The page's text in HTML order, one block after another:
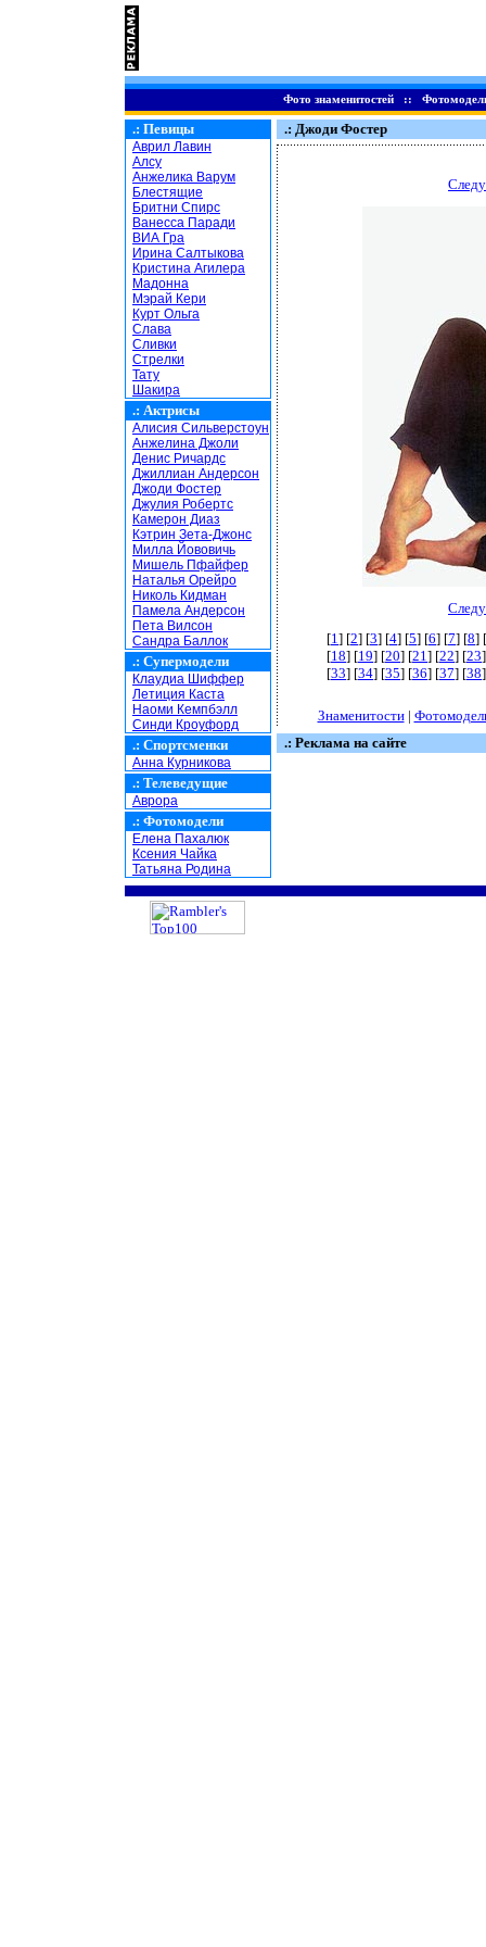
Фото знаменитостей::
.: Певицы
Аврил Лавин
Алсу
Анжелика Варум
Блестящие
Бритни Спирс
Ванесса Паради
ВИА Гра
Ирина Салтыкова
Кристина Агилера
Мадонна
Мэрай Кери
Курт Ольга
Слава
Сливки
Стрелки
Тату
Шакира
.: Актрисы
Алисия Сильверстоун
Анжелина Джоли
Денис Ричардс
Джиллиан Андерсон
Джоди Фостер
Джулия Робертс
Камерон Диаз
Кэтрин Зета-Джонс
Милла Йововичь
Мишель Пфайфер
Наталья Орейро
Николь Кидман
Памела Андерсон
Пета Вилсон
Сандра Баллок
.: Супермодели
Клаудиа Шиффер
Летиция Каста
Наоми Кемпбэлл
Синди Кроуфорд
.: Спортсменки
Анна Курникова
.: Телеведущие
Аврора
.: Фотомодели
Елена Пахалюк
Ксения Чайка
Татьяна Родина
.: Джоди Фостер
[1] [2] [3] [4] [5] [6] [7] [8] [
[18] [19] [20] [21] [22] [23
[33] [34] [35] [36] [37] [38
Знаменитости|
.: Реклама на сайте